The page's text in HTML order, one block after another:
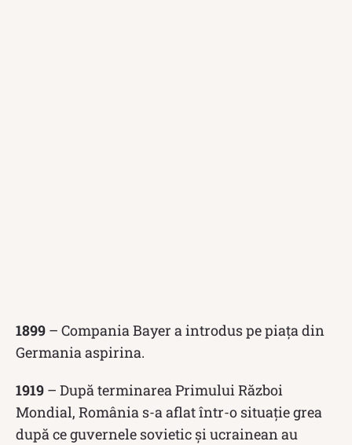
1899 – Compania Bayer a introdus pe piața din
Germania aspirina.
1919 – După terminarea Primului Război
Mondial, România s-a aflat într-o situație grea
după ce guvernele sovietic și ucrainean au